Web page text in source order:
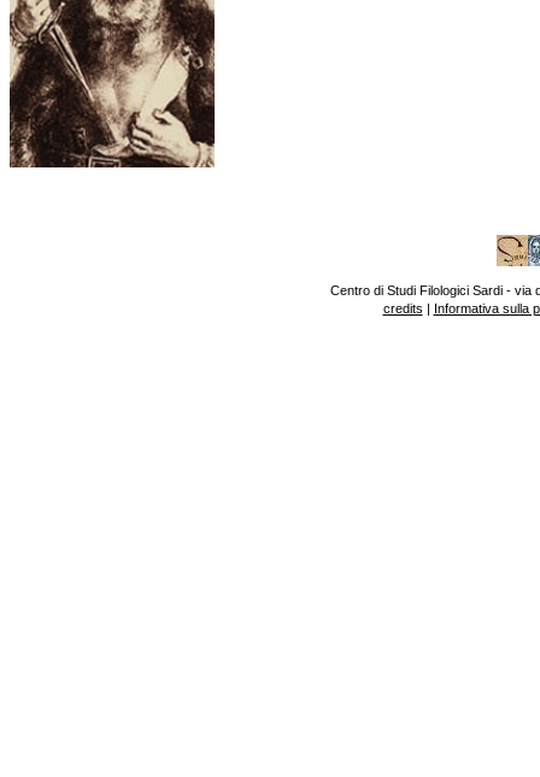
Centro di Studi Filologici Sardi - via
credits | Informativa sulla